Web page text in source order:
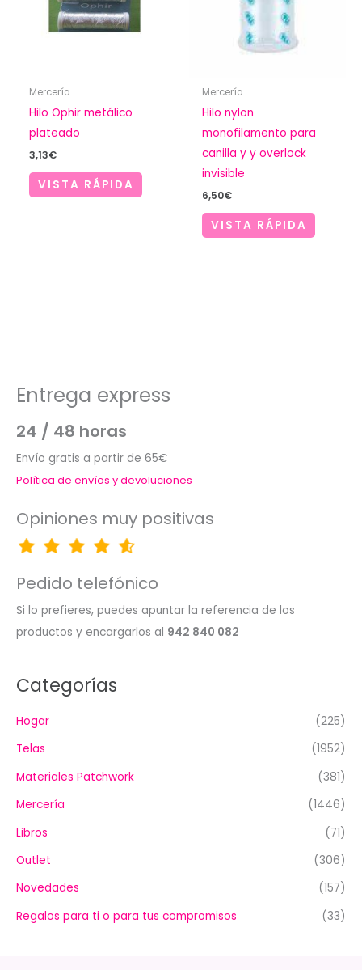
Mercería
Hilo Ophir metálico
plateado
3,13€
VISTA RÁPIDA
Mercería
Hilo nylon
monofilamento para
canilla y y overlock
invisible
6,50€
VISTA RÁPIDA
Entrega express
24 / 48 horas
Envío gratis a partir de 65€
Política de envíos y devoluciones
Opiniones muy positivas
Pedido telefónico
Si lo prefieres, puedes apuntar la referencia de los
productos y encargarlos al 942 840 082
Categorías
Hogar
(225)
Telas
(1952)
Materiales Patchwork
(381)
Mercería
(1446)
Libros
(71)
Outlet
(306)
Novedades
(157)
Regalos para ti o para tus compromisos
(33)